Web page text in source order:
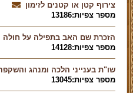
צירוף קטן או קטנים לזימון
מספר צפיות:13186
הזכרת שם האב בתפילה על חולה
מספר צפיות:14128
שו"ת בענייני הלכה ומנהג
מספר צפיות:13045